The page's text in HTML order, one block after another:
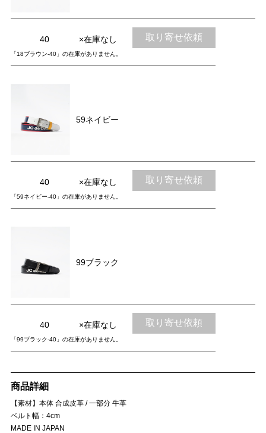
40 ×在庫なし 取り寄せ依頼
「18ブラウン-40」の在庫がありません。
59ネイビー
40 ×在庫なし 取り寄せ依頼
「59ネイビー-40」の在庫がありません。
99ブラック
40 ×在庫なし 取り寄せ依頼
「99ブラック-40」の在庫がありません。
商品詳細
【素材】本体 合成皮革 / 一部分 牛革
ベルト幅：4cm
MADE IN JAPAN